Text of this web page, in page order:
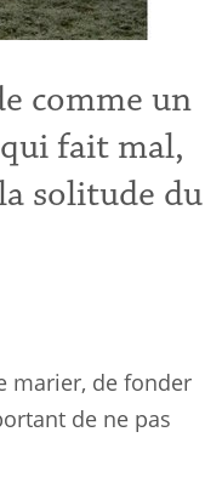
comme un
fait mal,
solitude du
marier, de fonder
de ne pas